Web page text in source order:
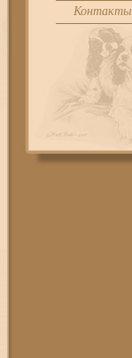
Контакты